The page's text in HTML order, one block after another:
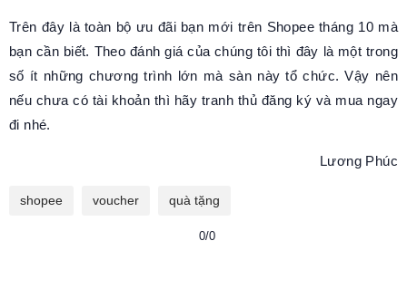
Trên đây là toàn bộ ưu đãi bạn mới trên Shopee tháng 10 mà
bạn cần biết. Theo đánh giá của chúng tôi thì đây là một trong
số ít những chương trình lớn mà sàn này tổ chức. Vậy nên
nếu chưa có tài khoản thì hãy tranh thủ đăng ký và mua ngay
đi nhé.
Lương Phúc
shopee voucher quà tặng
0/0